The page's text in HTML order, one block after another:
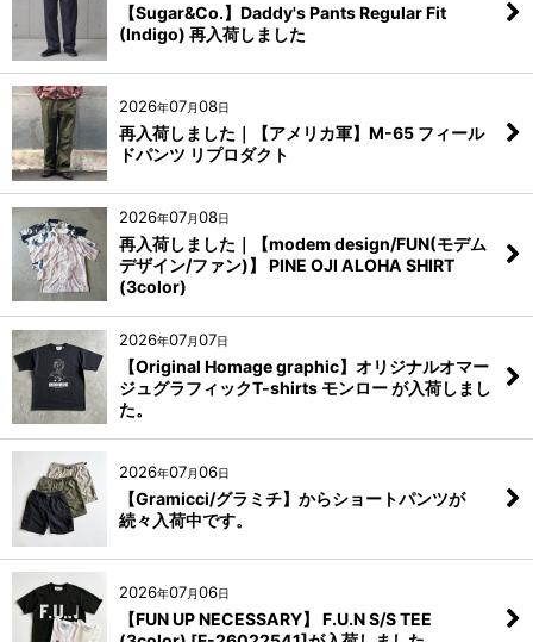
【Sugar&Co.】Daddy's Pants Regular Fit
(Indigo) 再入荷しました
2026年07月08日
再入荷しました｜【アメリカ軍】M-65 フィール
ドパンツ リプロダクト
2026年07月08日
再入荷しました｜【modem design/FUN(モデム
デザイン/ファン)】 PINE OJI ALOHA SHIRT
(3color)
2026年07月07日
【Original Homage graphic】オリジナルオマー
ジュグラフィックT-shirts モンロー が入荷しまし
た。
2026年07月06日
【Gramicci/グラミチ】からショートパンツが
続々入荷中です。
2026年07月06日
【FUN UP NECESSARY】 F.U.N S/S TEE